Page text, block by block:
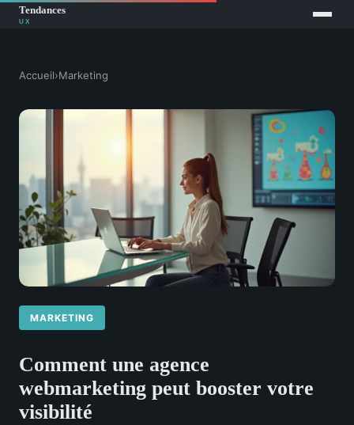
Accueil›Marketing
MARKETING
Comment une agence
webmarketing peut booster votre
visibilité